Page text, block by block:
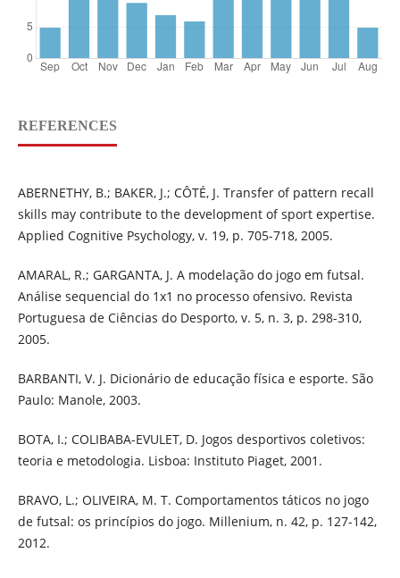
REFERENCES
ABERNETHY, B.; BAKER, J.; CÔTÉ, J. Transfer of pattern recall
skills may contribute to the development of sport expertise.
Applied Cognitive Psychology, v. 19, p. 705-718, 2005.
AMARAL, R.; GARGANTA, J. A modelação do jogo em futsal.
Análise sequencial do 1x1 no processo ofensivo. Revista
Portuguesa de Ciências do Desporto, v. 5, n. 3, p. 298-310,
2005.
BARBANTI, V. J. Dicionário de educação física e esporte. São
Paulo: Manole, 2003.
BOTA, I.; COLIBABA-EVULET, D. Jogos desportivos coletivos:
teoria e metodologia. Lisboa: Instituto Piaget, 2001.
BRAVO, L.; OLIVEIRA, M. T. Comportamentos táticos no jogo
de futsal: os princípios do jogo. Millenium, n. 42, p. 127-142,
2012.